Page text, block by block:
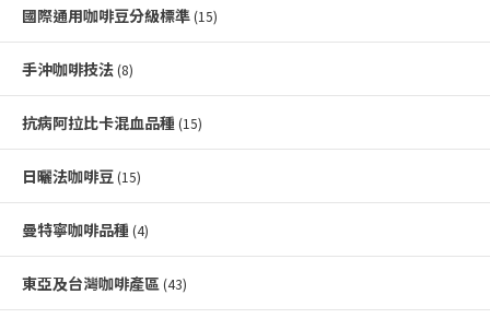
國際通用咖啡豆分級標準 (15)
手沖咖啡技法 (8)
抗病阿拉比卡混血品種 (15)
日曬法咖啡豆 (15)
曼特寧咖啡品種 (4)
東亞及台灣咖啡產區 (43)